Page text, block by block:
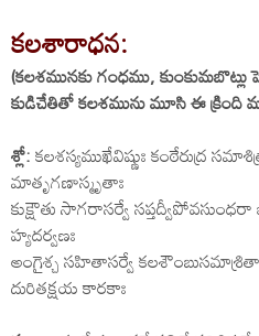
కలశారాధన:
(కలశమునకు గంధము, కుంకుమబొట్లు
కుడిచేతితో కలశమును మూసి ఈ క్రింది
శ్లో:కలశస్యముఖేవిష్ణుః కంఠేరుద్ర
మాతృగణాస్మృతాః
కుక్షౌతు సాగరాసర్వే
హ్యదర్వణః
అంగైశ్చ సహితాసర్వే
దురితక్షయ కారకాః